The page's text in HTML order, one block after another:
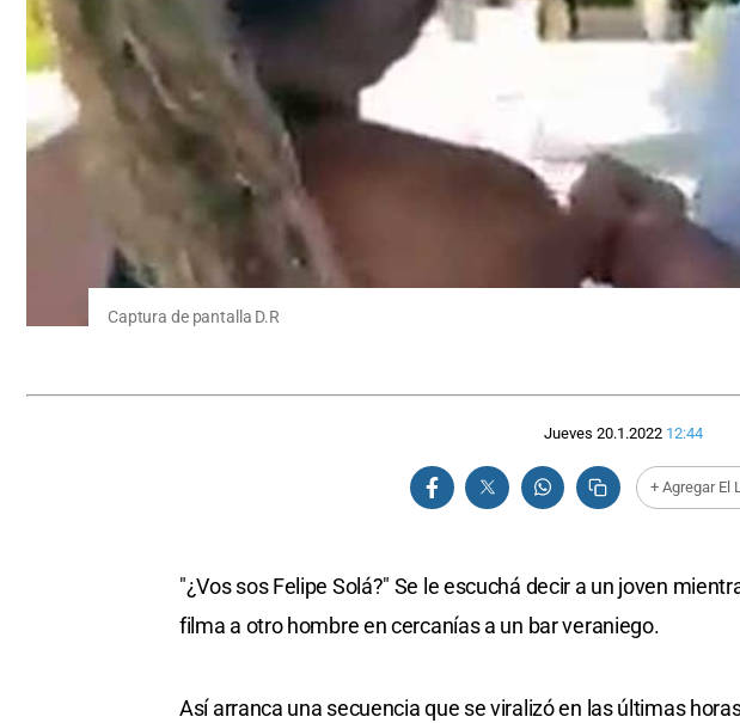
Captura de pantalla D.R
Jueves 20.1.2022 12:44
+ Agregar El
"¿Vos sos Felipe Solá?" Se le escuchá decir a un joven
filma a otro hombre en cercanías a un bar veraniego.
Así arranca una secuencia que se viralizó en las últimas